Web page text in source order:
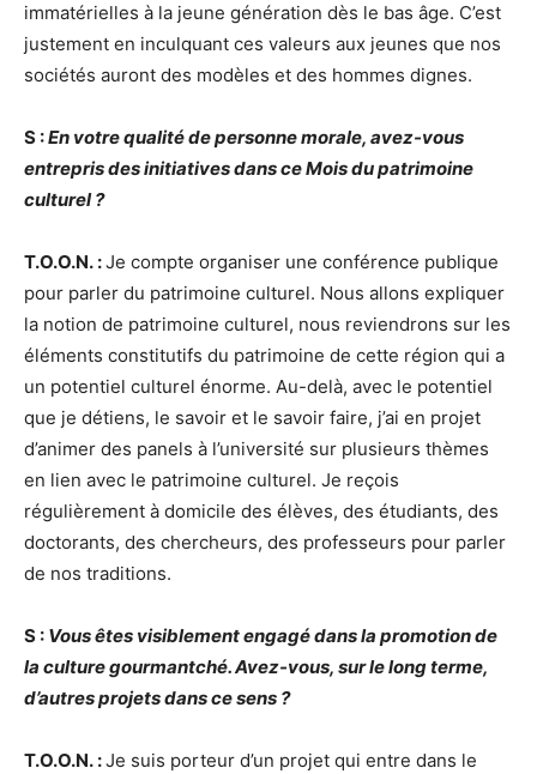
immatérielles à la jeune génération dès le bas âge. C’est
justement en inculquant ces valeurs aux jeunes que nos
sociétés auront des modèles et des hommes dignes.
S :En votre qualité de personne morale, avez-vous
entrepris des initiatives dans ce Mois du patrimoine
culturel ?
T.O.O.N. :Je compte organiser une conférence publique
pour parler du patrimoine culturel. Nous allons expliquer
la notion de patrimoine culturel, nous reviendrons sur les
éléments constitutifs du patrimoine de cette région qui a
un potentiel culturel énorme. Au-delà, avec le potentiel
que je détiens, le savoir et le savoir faire, j’ai en projet
d’animer des panels à l’université sur plusieurs thèmes
en lien avec le patrimoine culturel. Je reçois
régulièrement à domicile des élèves, des étudiants, des
doctorants, des chercheurs, des professeurs pour parler
de nos traditions.
S : Vous êtes visiblement engagé dans la promotion de
la culture gourmantché. Avez-vous, sur le long terme,
d’autres projets dans ce sens ?
T.O.O.N. :Je suis porteur d’un projet qui entre dans le